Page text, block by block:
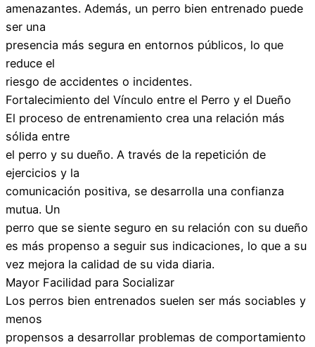
amenazantes. Además, un perro bien entrenado puede
ser una
presencia más segura en entornos públicos, lo que
reduce el
riesgo de accidentes o incidentes.
Fortalecimiento del Vínculo entre el Perro y el Dueño
El proceso de entrenamiento crea una relación más
sólida entre
el perro y su dueño. A través de la repetición de
ejercicios y la
comunicación positiva, se desarrolla una confianza
mutua. Un
perro que se siente seguro en su relación con su dueño
es más propenso a seguir sus indicaciones, lo que a su
vez mejora la calidad de su vida diaria.
Mayor Facilidad para Socializar
Los perros bien entrenados suelen ser más sociables y
menos
propensos a desarrollar problemas de comportamiento